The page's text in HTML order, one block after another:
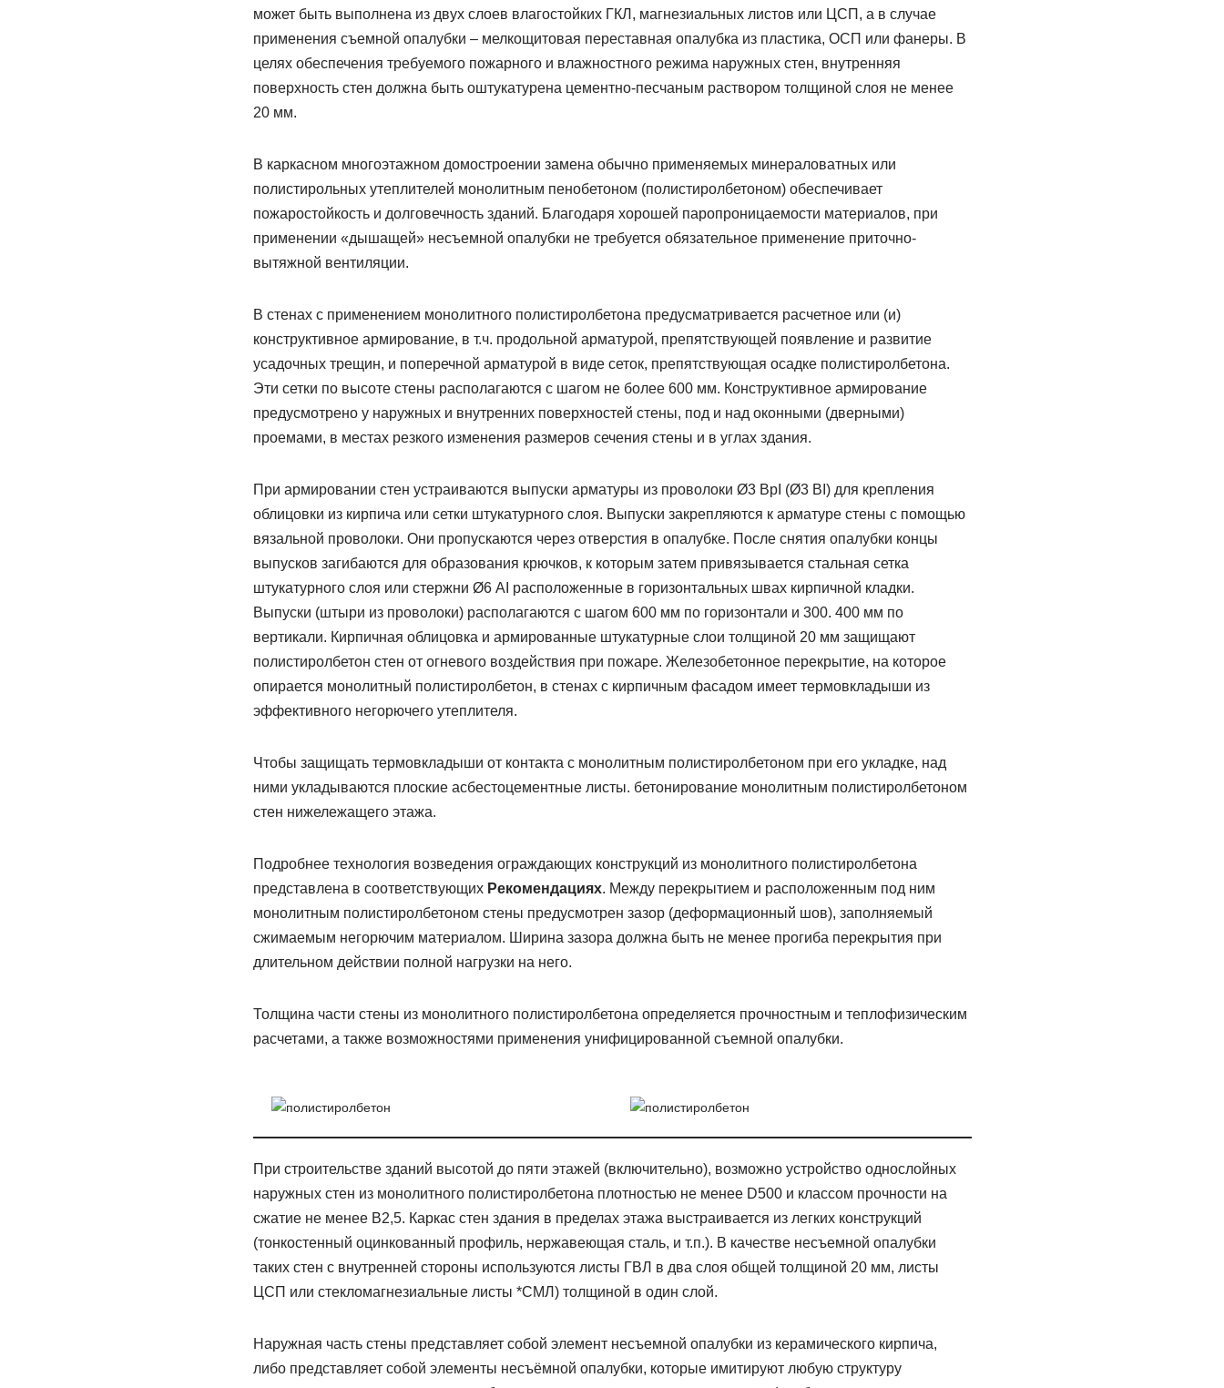
может быть выполнена из двух слоев влагостойких ГКЛ, магнезиальных листов или ЦСП, а в случае
применения съемной опалубки – мелкощитовая переставная опалубка из пластика, ОСП или фанеры. В
целях обеспечения требуемого пожарного и влажностного режима наружных стен, внутренняя
поверхность стен должна быть оштукатурена цементно-песчаным раствором толщиной слоя не менее
20 мм.
В каркасном многоэтажном домостроении замена обычно применяемых минераловатных или
полистирольных утеплителей монолитным пенобетоном (полистиролбетоном) обеспечивает
пожаростойкость и долговечность зданий. Благодаря хорошей паропроницаемости материалов, при
применении «дышащей» несъемной опалубки не требуется обязательное применение приточно-
вытяжной вентиляции.
В стенах с применением монолитного полистиролбетона предусматривается расчетное или (и)
конструктивное армирование, в т.ч. продольной арматурой, препятствующей появление и развитие
усадочных трещин, и поперечной арматурой в виде сеток, препятствующая осадке полистиролбетона.
Эти сетки по высоте стены располагаются с шагом не более 600 мм. Конструктивное армирование
предусмотрено у наружных и внутренних поверхностей стены, под и над оконными (дверными)
проемами, в местах резкого изменения размеров сечения стены и в углах здания.
При армировании стен устраиваются выпуски арматуры из проволоки Ø3 BpI (Ø3 ВI) для крепления
облицовки из кирпича или сетки штукатурного слоя. Выпуски закрепляются к арматуре стены с помощью
вязальной проволоки. Они пропускаются через отверстия в опалубке. После снятия опалубки концы
выпусков загибаются для образования крючков, к которым затем привязывается стальная сетка
штукатурного слоя или стержни Ø6 АI расположенные в горизонтальных швах кирпичной кладки.
Выпуски (штыри из проволоки) располагаются с шагом 600 мм по горизонтали и 300. 400 мм по
вертикали. Кирпичная облицовка и армированные штукатурные слои толщиной 20 мм защищают
полистиролбетон стен от огневого воздействия при пожаре. Железобетонное перекрытие, на которое
опирается монолитный полистиролбетон, в стенах с кирпичным фасадом имеет термовкладыши из
эффективного негорючего утеплителя.
Чтобы защищать термовкладыши от контакта с монолитным полистиролбетоном при его укладке, над
ними укладываются плоские асбестоцементные листы. бетонирование монолитным полистиролбетоном
стен нижележащего этажа.
Подробнее технология возведения ограждающих конструкций из монолитного полистиролбетона
представлена в соответствующих Рекомендациях. Между перекрытием и расположенным под ним
монолитным полистиролбетоном стены предусмотрен зазор (деформационный шов), заполняемый
сжимаемым негорючим материалом. Ширина зазора должна быть не менее прогиба перекрытия при
длительном действии полной нагрузки на него.
Толщина части стены из монолитного полистиролбетона определяется прочностным и теплофизическим
расчетами, а также возможностями применения унифицированной съемной опалубки.
При строительстве зданий высотой до пяти этажей (включительно), возможно устройство однослойных
наружных стен из монолитного полистиролбетона плотностью не менее D500 и классом прочности на
сжатие не менее В2,5. Каркас стен здания в пределах этажа выстраивается из легких конструкций
(тонкостенный оцинкованный профиль, нержавеющая сталь, и т.п.). В качестве несъемной опалубки
таких стен с внутренней стороны используются листы ГВЛ в два слоя общей толщиной 20 мм, листы
ЦСП или стекломагнезиальные листы *СМЛ) толщиной в один слой.
Наружная часть стены представляет собой элемент несъемной опалубки из керамического кирпича,
либо представляет собой элементы несъёмной опалубки, которые имитируют любую структуру